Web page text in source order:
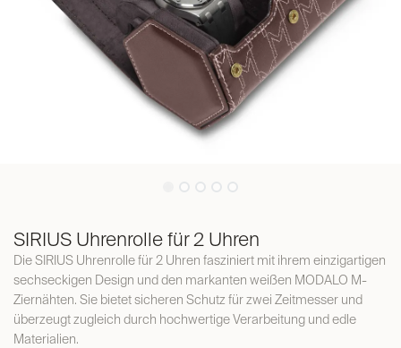
SIRIUS Uhrenrolle für 2 Uhren
Die SIRIUS Uhrenrolle für 2 Uhren fasziniert mit ihrem einzigartigen
sechseckigen Design und den markanten weißen MODALO M-
Ziernähten. Sie bietet sicheren Schutz für zwei Zeitmesser und
überzeugt zugleich durch hochwertige Verarbeitung und edle
Materialien.